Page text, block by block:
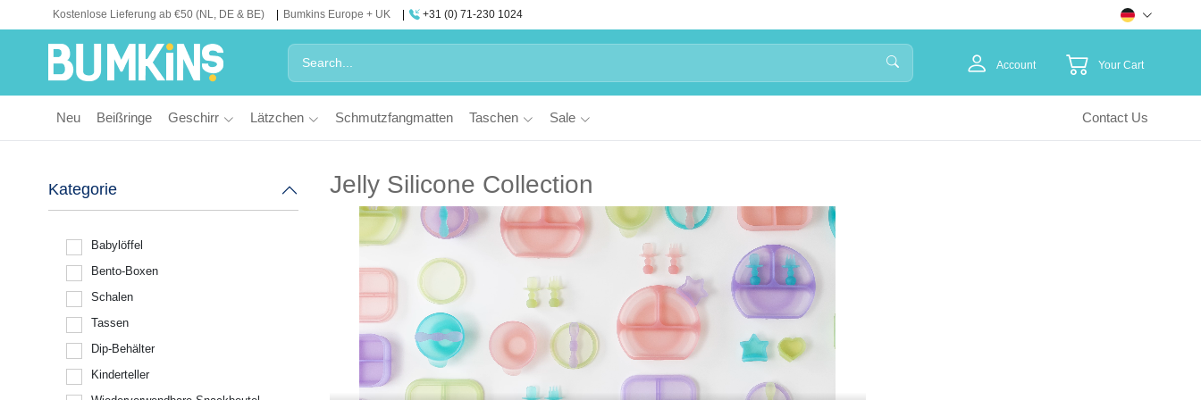
Kostenlose Lieferung ab €50 (NL, DE & BE) Bumkins Europe + UK +31 (0) 71-230 1024
Account Your Cart
Neu Beißringe Geschirr Lätzchen Schmutzfangmatten Taschen Sale Contact Us
Kategorie
Babylöffel
Bento-Boxen
Schalen
Tassen
Dip-Behälter
Kinderteller
Jelly Silicone Collection